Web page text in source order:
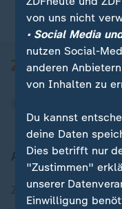
Aktuell bei
Zuletzt veröffentlicht
von uns nicht
• Social Media
nutzen Social-
anderen
von Inhalten zu
Du kannst
deine Daten
Dies betrifft nur
"Zustimmen"
unserer
Einwilligung